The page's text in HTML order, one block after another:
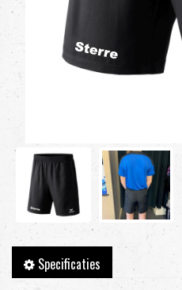
Specificaties